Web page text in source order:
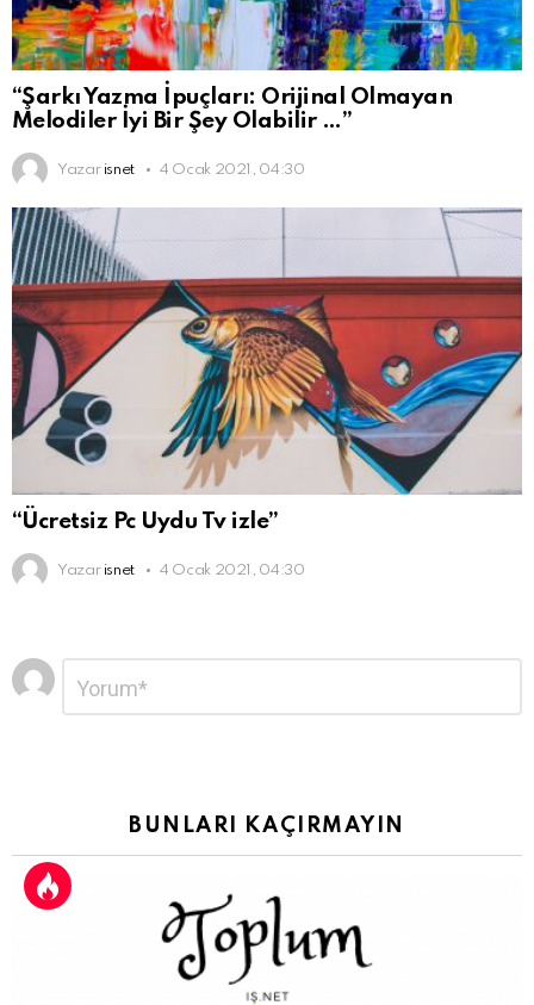
“Şarkı Yazma İpuçları: Orijinal Olmayan
Melodiler İyi Bir Şey Olabilir …”
Yazar isnet 4 Ocak 2021, 04:30
“Ücretsiz Pc Uydu Tv izle”
Yazar isnet 4 Ocak 2021, 04:30
Bir
yanıt
yazın
BUNLARI KAÇIRMAYIN